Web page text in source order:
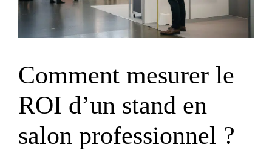
Comment mesurer le
ROI d’un stand en
salon professionnel ?